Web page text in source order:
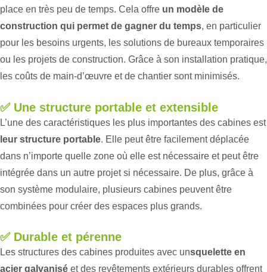
place en très peu de temps. Cela offre un modèle de
construction qui permet de gagner du temps, en particulier
pour les besoins urgents, les solutions de bureaux temporaires
ou les projets de construction. Grâce à son installation pratique,
les coûts de main-d’œuvre et de chantier sont minimisés.
✅ Une structure portable et extensible
L’une des caractéristiques les plus importantes des cabines est
leur structure portable. Elle peut être facilement déplacée
dans n’importe quelle zone où elle est nécessaire et peut être
intégrée dans un autre projet si nécessaire. De plus, grâce à
son système modulaire, plusieurs cabines peuvent être
combinées pour créer des espaces plus grands.
✅ Durable et pérenne
Les structures des cabines produites avec unsquelette en
acier galvanisé et des revêtements extérieurs durables offrent